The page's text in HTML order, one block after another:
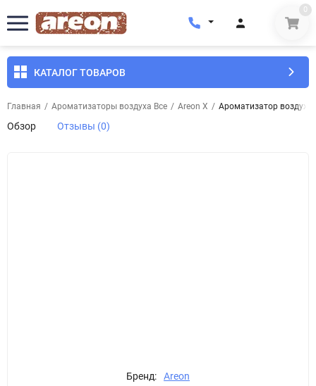
0
КАТАЛОГ ТОВАРОВ
Главная / Ароматизаторы воздуха Все / Areon X / Ароматизатор воздуха
Обзор Отзывы (0)
Бренд: Areon